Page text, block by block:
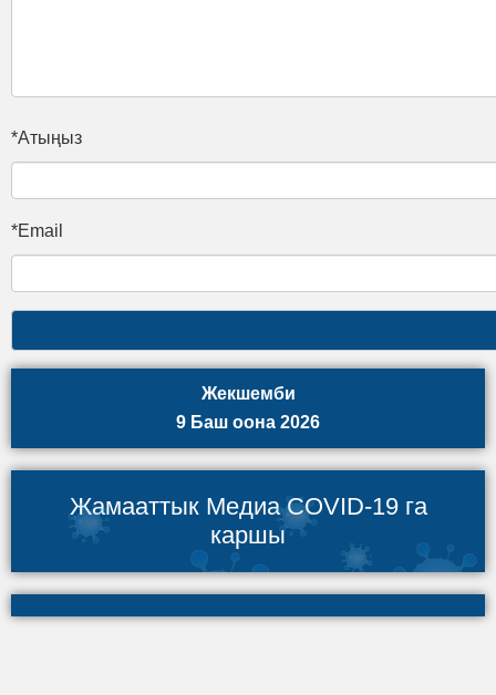
*Атыңыз
*Email
Жекшемби
9 Баш оона 2026
Жамааттык Медиа COVID-19 га
каршы